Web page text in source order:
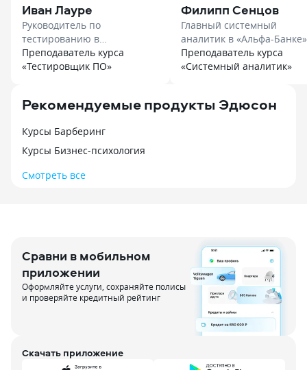
Иван Лауре
Руководитель по
тестированию в
«Лаборатории Касперского»
в «Эдюсон»
Преподаватель курса
«Тестировщик ПО»
Филипп Сенцов
Главный системный
аналитик в «Альфа-Банке» в
«Нетология»
Преподаватель курса
«Системный аналитик»
Рекомендуемые продукты Эдюсон
Курсы Барберинг
Курсы Бизнес-психология
Смотреть все
Сравни в мобильном
приложении
Оформляйте услуги, сохраняйте полисы
и проверяйте кредитный рейтинг
Скачать приложение